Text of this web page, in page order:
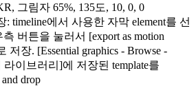
그림자 65%, 135도, 10, 0, 0
: timeline에서 사용한 자막 element를 선
버튼을 눌러서 [export as motion
저장. [Essential graphics - Browse -
라이브러리]에 저장된 template를
drop